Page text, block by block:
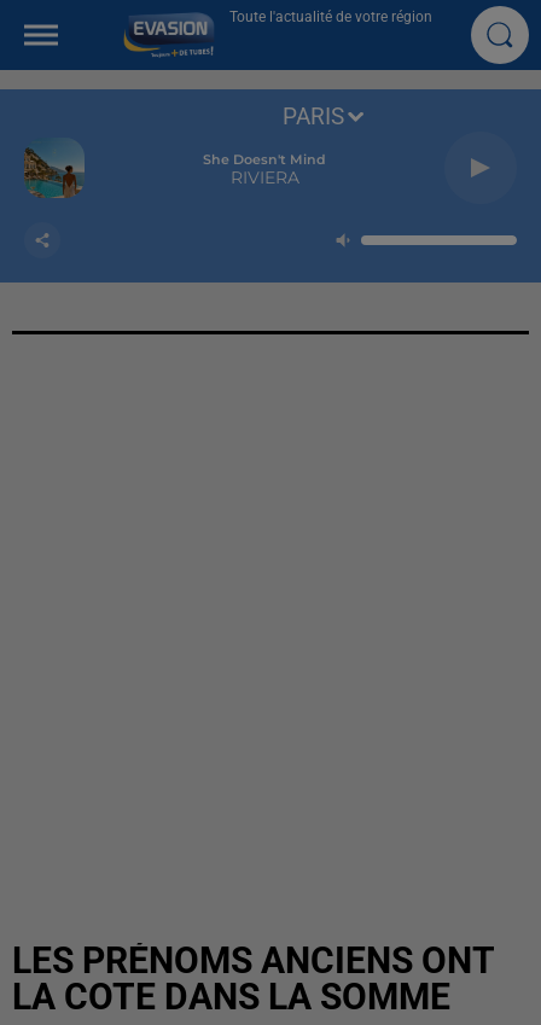
Toute l'actualité de votre région
She Doesn't Mind
RIVIERA
PARIS
LES PRÉNOMS ANCIENS ONT
LA COTE DANS LA SOMME